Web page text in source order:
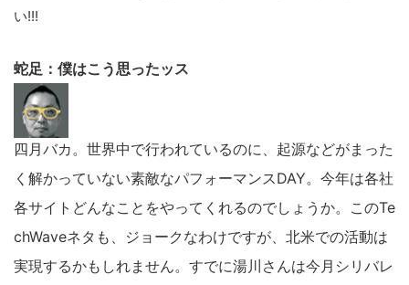
い!!!
蛇足：僕はこう思ったッス
四月バカ。世界中で行われているのに、起源などがまった
く解かっていない素敵なパフォーマンスDAY。今年は各社
各サイトどんなことをやってくれるのでしょうか。このTe
chWaveネタも、ジョークなわけですが、北米での活動は
実現するかもしれません。すでに湯川さんは今月シリバレ